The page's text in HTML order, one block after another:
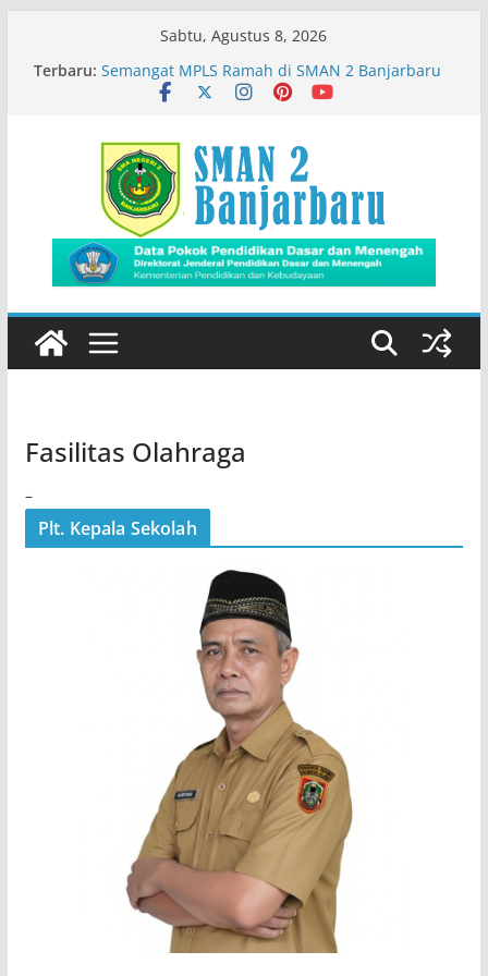
Sabtu, Agustus 8, 2026
Terbaru: Semangat MPLS Ramah di SMAN 2 Banjarbaru
Kemeriahan Road Tour DBL 2026
Siswa SMADA Belajar Seru Bareng Dosen Biologi
FMIPA ULM
Fasilitas Olahraga
–
Plt. Kepala Sekolah